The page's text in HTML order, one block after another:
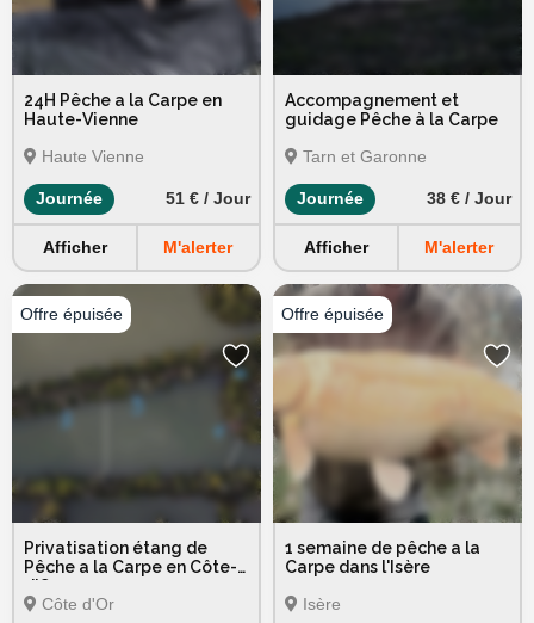
24H Pêche a la Carpe en
Haute-Vienne
Haute Vienne
Journée 51 € / Jour
Afficher M'alerter
Accompagnement et
guidage Pêche à la Carpe
Tarn et Garonne
Journée 38 € / Jour
Afficher M'alerter
Privatisation étang de
Pêche a la Carpe en Côte-
d'Or
Côte d'Or
1 semaine de pêche a la
Carpe dans l'Isère
Isère